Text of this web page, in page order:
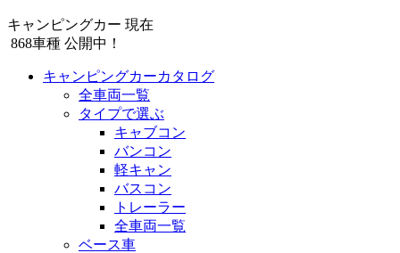
キャンピングカー 現在
868車種 公開中！
キャンピングカーカタログ
全車両一覧
タイプで選ぶ
キャブコン
バンコン
軽キャン
バスコン
トレーラー
全車両一覧
ベース車